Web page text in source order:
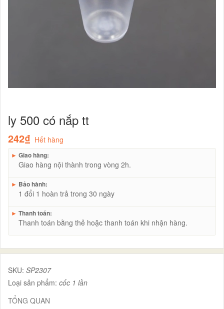
ly 500 có nắp tt
242₫ Hết hàng
► Giao hàng:
Giao hàng nội thành trong vòng 2h.
► Bảo hành:
1 đổi 1 hoàn trả trong 30 ngày
► Thanh toán:
Thanh toán bằng thẻ hoặc thanh toán khi nhận hàng.
SKU: SP2307
Loại sản phẩm: cốc 1 lần
TỔNG QUAN